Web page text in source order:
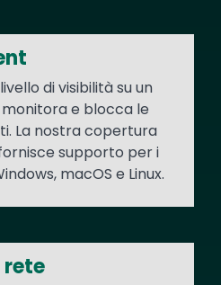
di visibilità su un
e blocca le
La nostra copertura
supporto per i
macOS e Linux.